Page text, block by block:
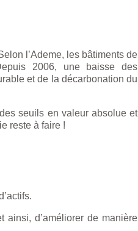
l’Ademe, les bâtiments de
2006, une baisse des
et de la décarbonation du
seuils en valeur absolue et
reste à faire !
ainsi, d’améliorer de manière